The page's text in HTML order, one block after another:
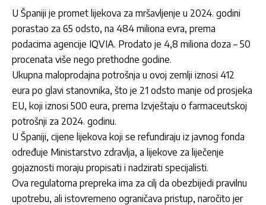
U Španiji je promet lijekova za mršavljenje u 2024. godini
porastao za 65 odsto, na 484 miliona evra, prema
podacima agencije IQVIA. Prodato je 4,8 miliona doza – 50
procenata više nego prethodne godine.
Ukupna maloprodajna potrošnja u ovoj zemlji iznosi 412
eura po glavi stanovnika, što je 21 odsto manje od prosjeka
EU, koji iznosi 500 eura, prema Izvještaju o farmaceutskoj
potrošnji za 2024. godinu.
U Španiji, cijene lijekova koji se refundiraju iz javnog fonda
određuje Ministarstvo zdravlja, a lijekove za liječenje
gojaznosti moraju propisati i nadzirati specijalisti.
Ova regulatorna prepreka ima za cilj da obezbijedi pravilnu
upotrebu, ali istovremeno ograničava pristup, naročito jer